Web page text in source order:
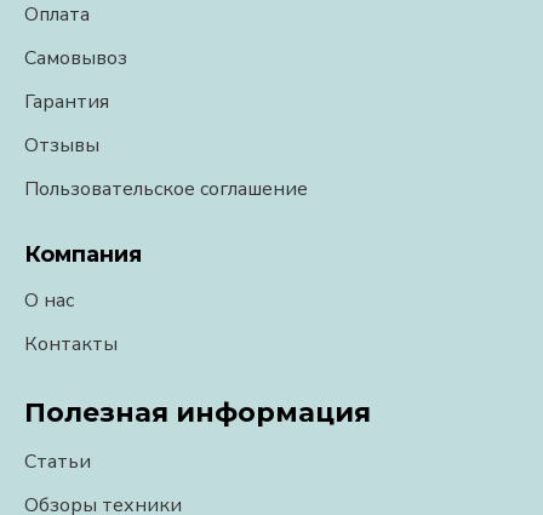
Оплата
Самовывоз
Гарантия
Отзывы
Пользовательское соглашение
Компания
О нас
Контакты
Полезная информация
Статьи
Обзоры техники